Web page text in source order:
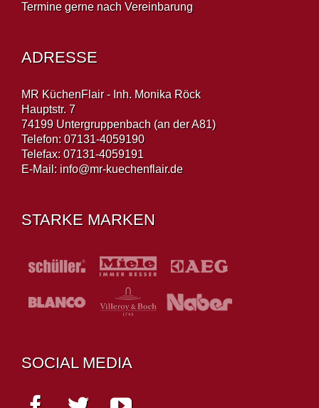
Termine gerne nach Vereinbarung
ADRESSE
MR KüchenFlair - Inh. Monika Röck
Hauptstr. 7
74199 Untergruppenbach (an der A81)
Telefon: 07131-4059190
Telefax: 07131-4059191
E-Mail: info@mr-kuechenflair.de
STARKE MARKEN
SOCIAL MEDIA